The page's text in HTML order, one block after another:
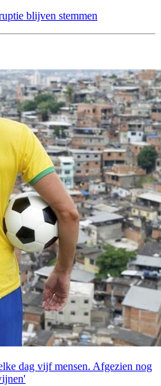
blijven stemmen
dag vijf mensen. Afgezien nog